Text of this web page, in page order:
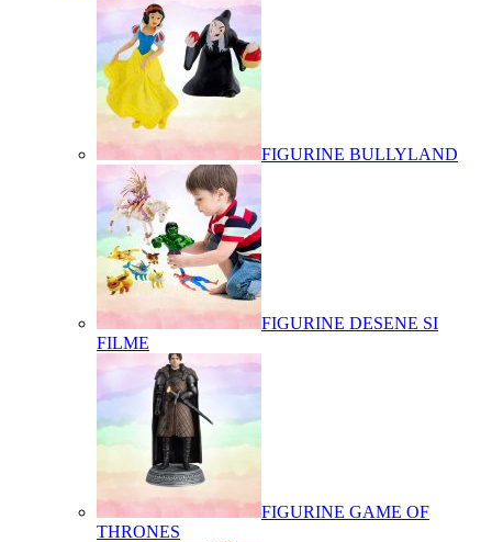
FIGURINE BULLYLAND
FIGURINE DESENE SI
FILME
FIGURINE GAME OF
THRONES